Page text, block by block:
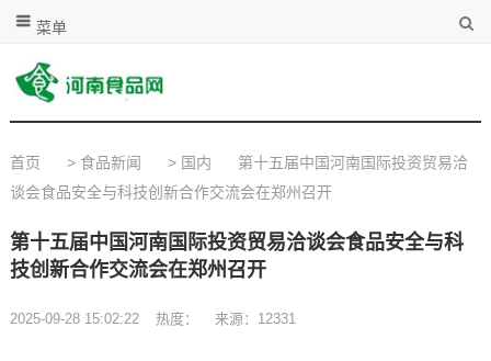
菜单
首页 > 食品新闻 > 国内
第十五届中国河南国际投资贸易洽
谈会食品安全与科技创新合作交流会在郑州召开
第十五届中国河南国际投资贸易洽谈会食品安全与科
技创新合作交流会在郑州召开
2025-09-28 15:02:22 热度： 来源：12331